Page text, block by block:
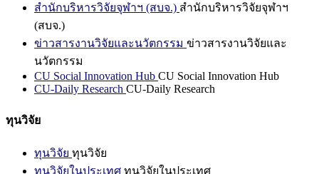
สำนักบริหารวิจัยจุฬาฯ (สบจ.) สำนักบริหารวิจัยจุฬาฯ
(สบจ.)
ข่าวสารงานวิจัยและนวัตกรรม ข่าวสารงานวิจัยและ
นวัตกรรม
CU Social Innovation Hub CU Social Innovation Hub
CU-Daily Research CU-Daily Research
ทุนวิจัย
ทุนวิจัย ทุนวิจัย
ทุนวิจัยในประเทศ ทุนวิจัยในประเทศ